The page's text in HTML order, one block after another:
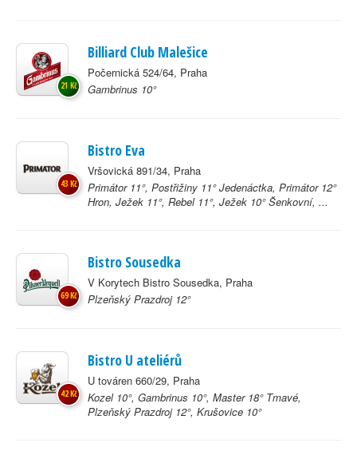
Billiard Club Malešice
Počernická 524/64, Praha
Gambrinus 10°
21 Kč
Bistro Eva
Vršovická 891/34, Praha
Primátor 11°, Postřižiny 11° Jedenáctka, Primátor 12°
Hron, Ježek 11°, Rebel 11°, Ježek 10° Šenkovní, ...
43 Kč
Bistro Sousedka
V Korytech Bistro Sousedka, Praha
Plzeňský Prazdroj 12°
69 Kč
Bistro U ateliérů
U továren 660/29, Praha
Kozel 10°, Gambrinus 10°, Master 18° Tmavé,
Plzeňský Prazdroj 12°, Krušovice 10°
42 Kč